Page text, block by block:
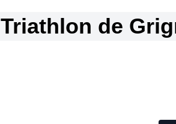
Triathlon de